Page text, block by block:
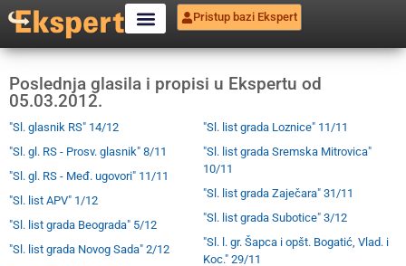
Pristup bazi Ekspert
Poslednja glasila i propisi u Ekspertu od
05.03.2012.
"Sl. glasnik RS" 14/12
"Sl. gl. RS - Prosv. glasnik" 8/11
"Sl. gl. RS - Međ. ugovori" 11/11
"Sl. list APV" 1/12
"Sl. list grada Beograda" 5/12
"Sl. list grada Novog Sada" 2/12
"Sl. list grada Loznice" 11/11
"Sl. list grada Sremska Mitrovica"
10/11
"Sl. list grada Zaječara" 31/11
"Sl. list grada Subotice" 3/12
"Sl. l. gr. Šapca i opšt. Bogatić, Vlad. i
Koc." 29/11